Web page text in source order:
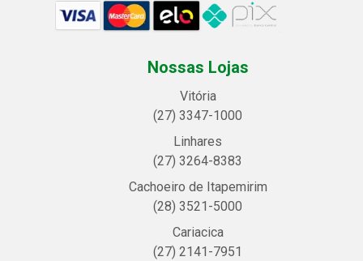
Nossas Lojas
Vitória
(27) 3347-1000
Linhares
(27) 3264-8383
Cachoeiro de Itapemirim
(28) 3521-5000
Cariacica
(27) 2141-7951